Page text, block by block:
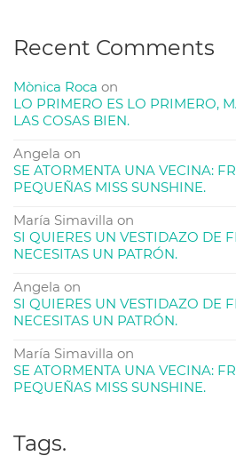
Recent Comments
Mònica Roca on
LO PRIMERO ES LO PRIMERO,
LAS COSAS BIEN.
Angela on
SE ATORMENTA UNA VECINA:
PEQUEÑAS MISS SUNSHINE.
María Simavilla on
SI QUIERES UN VESTIDAZO DE
NECESITAS UN PATRÓN.
Angela on
SI QUIERES UN VESTIDAZO DE
NECESITAS UN PATRÓN.
María Simavilla on
SE ATORMENTA UNA VECINA:
PEQUEÑAS MISS SUNSHINE.
Tags.